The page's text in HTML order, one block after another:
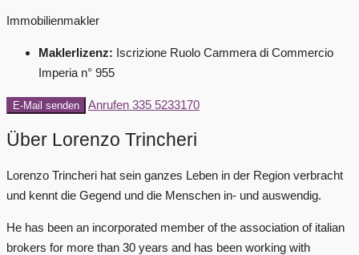
Immobilienmakler
Maklerlizenz: Iscrizione Ruolo Cammera di Commercio
Imperia n° 955
E-Mail senden Anrufen 335 5233170
Über Lorenzo Trincheri
Lorenzo Trincheri hat sein ganzes Leben in der Region verbracht
und kennt die Gegend und die Menschen in- und auswendig.
He has been an incorporated member of the association of italian
brokers for more than 30 years and has been working with